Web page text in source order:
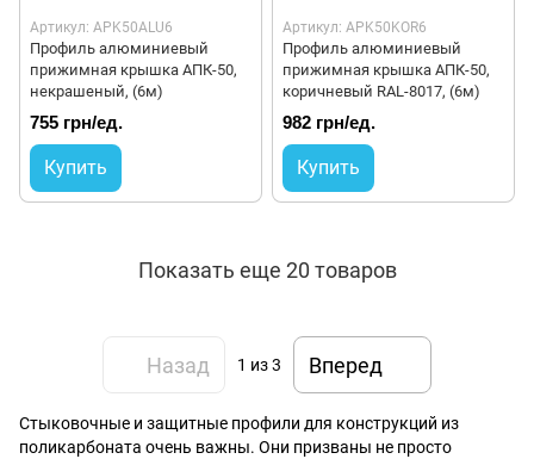
Артикул: APK50ALU6
Профиль алюминиевый
прижимная крышка АПК-50,
некрашеный, (6м)
755 грн/ед.
Купить
Артикул: APK50KOR6
Профиль алюминиевый
прижимная крышка АПК-50,
коричневый RAL-8017, (6м)
982 грн/ед.
Купить
Показать еще 20 товаров
Назад 1 из 3 Вперед
Стыковочные и защитные профили для конструкций из
поликарбоната очень важны. Они призваны не просто